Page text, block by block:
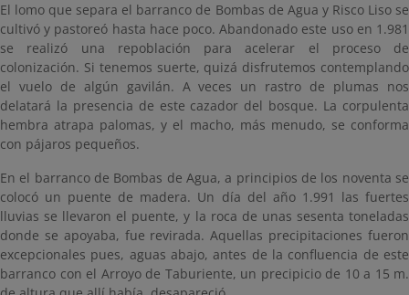
El lomo que separa el barranco de Bombas de Agua y Risco Liso se
cultivó y pastoreó hasta hace poco. Abandonado este uso en 1.981
se realizó una repoblación para acelerar el proceso de
colonización. Si tenemos suerte, quizá disfrutemos contemplando
el vuelo de algún gavilán. A veces un rastro de plumas nos
delatará la presencia de este cazador del bosque. La corpulenta
hembra atrapa palomas, y el macho, más menudo, se conforma
con pájaros pequeños.
En el barranco de Bombas de Agua, a principios de los noventa se
colocó un puente de madera. Un día del año 1.991 las fuertes
lluvias se llevaron el puente, y la roca de unas sesenta toneladas
donde se apoyaba, fue revirada. Aquellas precipitaciones fueron
excepcionales pues, aguas abajo, antes de la confluencia de este
barranco con el Arroyo de Taburiente, un precipicio de 10 a 15 m.